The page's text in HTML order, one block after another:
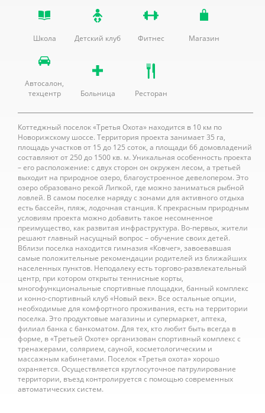
Школа Детский клуб Фитнес Магазин
Автосалон,
техцентр
Больница Ресторан
Коттеджный поселок «Третья Охота» находится в 10 км по
Новорижскому шоссе. Территория проекта занимает 35 га,
площадь участков от 15 до 125 соток, а площади 66 домовладений
составляют от 250 до 1500 кв. м. Уникальная особенность проекта
– его расположение: с двух сторон он окружен лесом, а третьей
выходит на природное озеро, благоустроенное девелопером. Это
озеро образовано рекой Липкой, где можно заниматься рыбной
ловлей. В самом поселке наряду с зонами для активного отдыха
есть бассейн, пляж, лодочная станция. К прекрасным природным
условиям проекта можно добавить такое несомненное
преимущество, как развитая инфраструктура. Во-первых, жители
решают главный насущный вопрос – обучение своих детей.
Вблизи поселка находится гимназия «Ковчег», завоевавшая
самые положительные рекомендации родителей из ближайших
населенных пунктов. Неподалеку есть торгово-развлекательный
центр, при котором открыты теннисные корты,
многофункциональные спортивные площадки, банный комплекс
и конно-спортивный клуб «Новый век». Все остальные опции,
необходимые для комфортного проживания, есть на территории
поселка. Это продуктовые магазины и супермаркет, аптека,
филиал банка с банкоматом. Для тех, кто любит быть всегда в
форме, в «Третьей Охоте» организован спортивный комплекс с
тренажерами, солярием, сауной, косметологическим и
массажным кабинетами. Поселок «Третья охота» хорошо
охраняется. Осуществляется круглосуточное патрулирование
территории, въезд контролируется с помощью современных
автоматических систем.